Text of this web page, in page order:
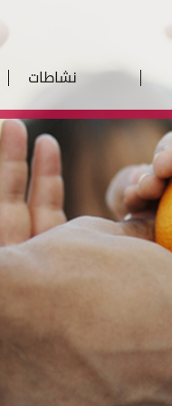
نشاطات